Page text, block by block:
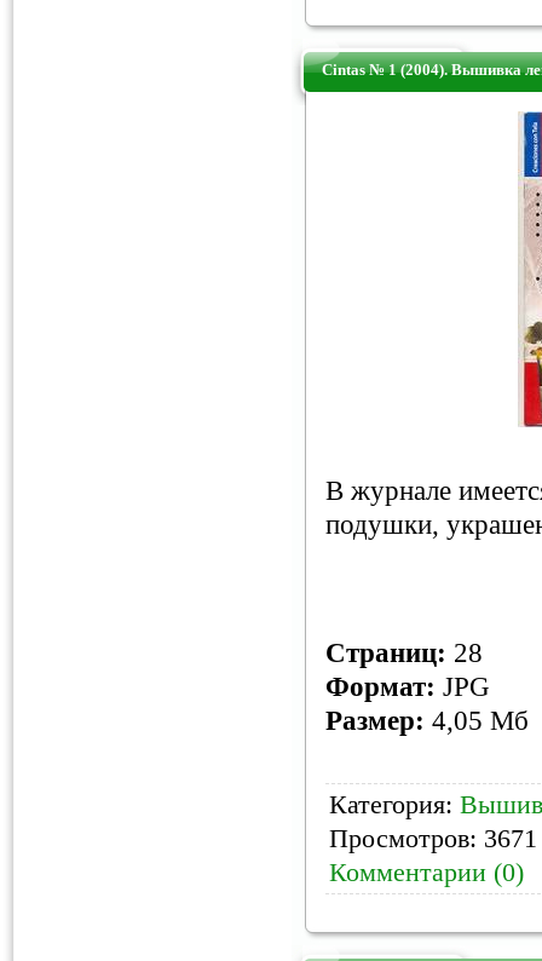
Cintas № 1 (2004). Вышивка
В журнале
подушки,
Страниц: 28
Формат: JPG
Размер: 4,05 Мб
Категория:
Просмотров:
Комментарии (0)